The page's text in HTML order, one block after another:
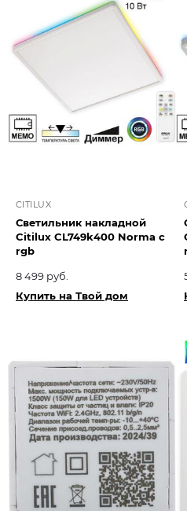
CITILUX
Светильник накладной
Citilux CL749k400 Norma с
rgb
8 499 руб.
Купить на Твой дом